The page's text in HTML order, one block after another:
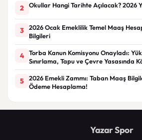
2 Okullar Hangi Tarihte Açılacak? 2026
3
2026 Ocak Emeklilik Temel Maaş
Bilgileri
4
Torba Kanun Komisyonu Onayladı:
Sınırlama, Tapu ve Çevre Yasasında
5
2026 Emekli Zammı: Taban Maaş
Ödeme Hesaplama!
Yazar Spor